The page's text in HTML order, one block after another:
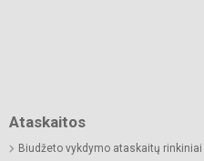
Ataskaitos
Biudžeto vykdymo ataskaitų rinkiniai